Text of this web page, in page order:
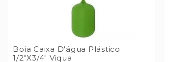
Boia Caixa D'água Plástico
1/2"X3/4" Viqua